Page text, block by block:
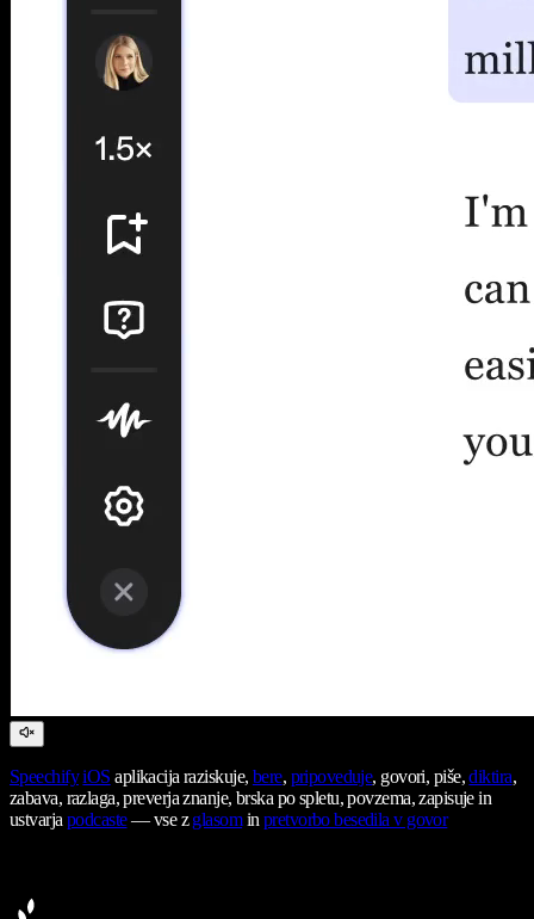
Speechify iOS aplikacija raziskuje, bere, pripoveduje, govori, piše,diktira,
zabava, razlaga, preverja znanje, brska po spletu, povzema, zapisuje in
ustvarjapodcaste— vse zglasominpretvorbo besedila v govor